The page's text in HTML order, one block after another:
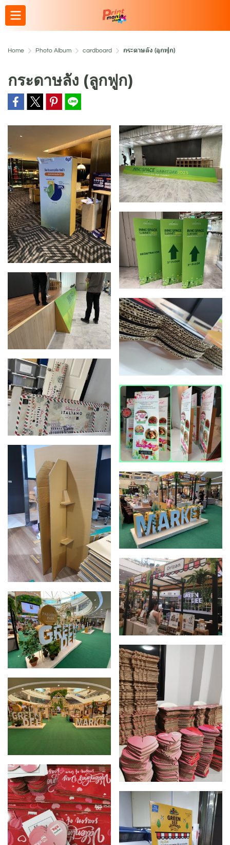
Home Photo Album cardboard กระดาษลัง (ลูกฟูก)
กระดาษลัง (ลูกฟูก)